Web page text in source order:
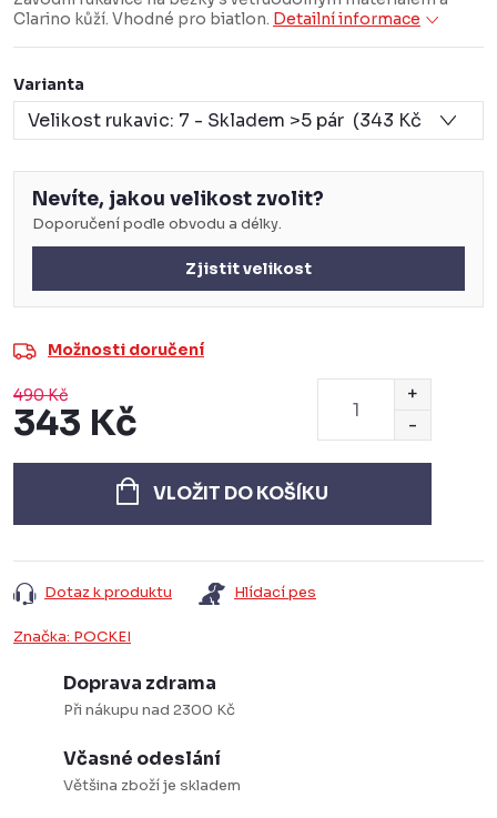
Clarino kůží. Vhodné pro biatlon. Detailní informace
Varianta
Nevíte, jakou velikost zvolit?
Doporučení podle obvodu a délky.
Zjistit velikost
Možnosti doručení
490 Kč
343 Kč
cena:
VLOŽIT DO KOŠÍKU
Dotaz k produktu Hlídací pes
Značka: POCKEI
Doprava zdrama
Při nákupu nad 2300 Kč
Včasné odeslání
Většina zboží je skladem